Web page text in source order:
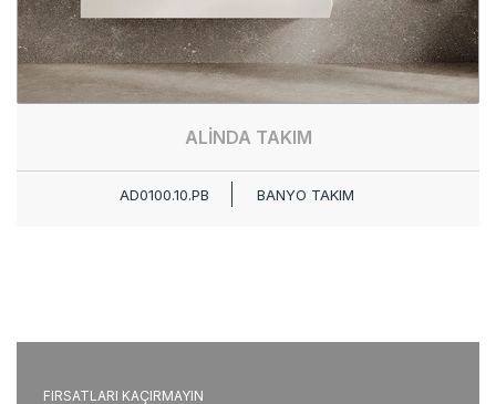
ALİNDA TAKIM
AD0100.10.PB BANYO TAKIM
FIRSATLARI KAÇIRMAYIN